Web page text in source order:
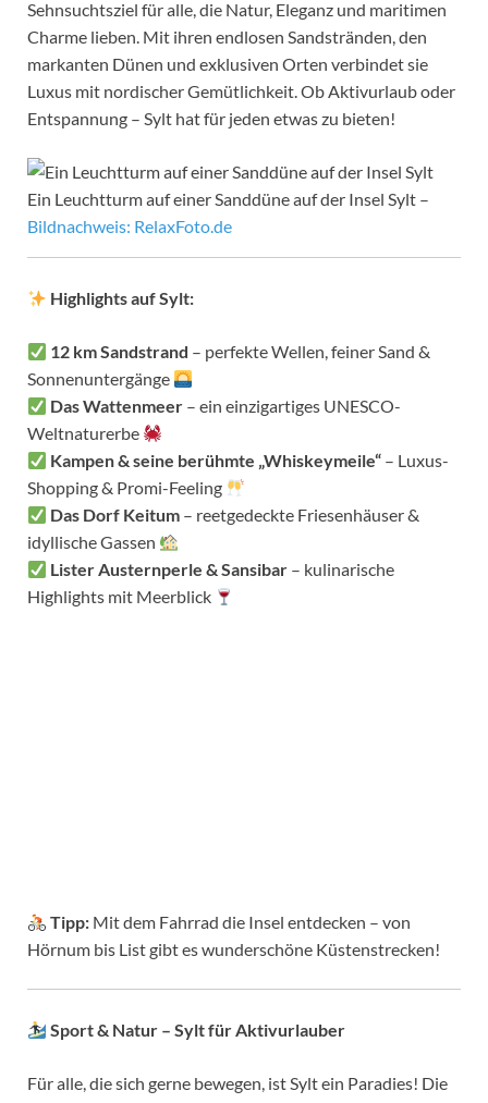
Sehnsuchtsziel für alle, die Natur, Eleganz und maritimen
Charme lieben. Mit ihren endlosen Sandstränden, den
markanten Dünen und exklusiven Orten verbindet sie
Luxus mit nordischer Gemütlichkeit. Ob Aktivurlaub oder
Entspannung – Sylt hat für jeden etwas zu bieten!
Ein Leuchtturm auf einer Sanddüne auf der Insel Sylt –
Bildnachweis: RelaxFoto.de
Highlights auf Sylt:
12 km Sandstrand – perfekte Wellen, feiner Sand &
Sonnenuntergänge
Das Wattenmeer – ein einzigartiges UNESCO-
Weltnaturerbe
Kampen & seine berühmte „Whiskeymeile“ – Luxus-
Shopping & Promi-Feeling
Das Dorf Keitum – reetgedeckte Friesenhäuser &
idyllische Gassen
Lister Austernperle & Sansibar – kulinarische
Highlights mit Meerblick
Tipp: Mit dem Fahrrad die Insel entdecken – von
Hörnum bis List gibt es wunderschöne Küstenstrecken!
Sport & Natur – Sylt für Aktivurlauber
Für alle, die sich gerne bewegen, ist Sylt ein Paradies! Die